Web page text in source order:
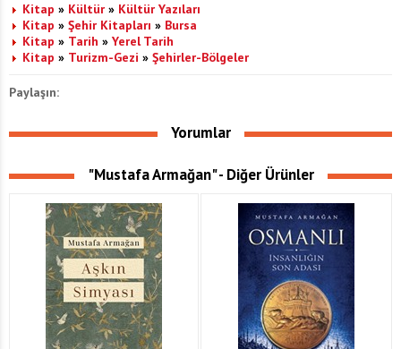
Kitap » Kültür » Kültür Yazıları
Kitap » Şehir Kitapları » Bursa
Kitap » Tarih » Yerel Tarih
Kitap » Turizm-Gezi » Şehirler-Bölgeler
Paylaşın:
Yorumlar
"Mustafa Armağan" - Diğer Ürünler